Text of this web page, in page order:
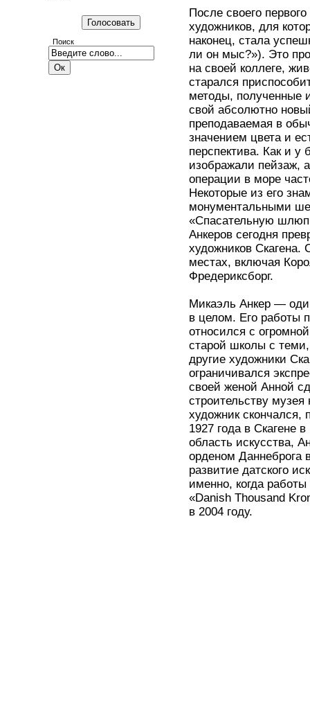
Поиск
После своего
художников, для
наконец, стала
ли он мыс?»). Это
на своей коллеге,
старался
методы, полученные
свой абсолютно
преподаваемая в
значением цвета и
перспектива. Как и у
изображали пейзаж,
операции в море
Некоторые из его
монументальными
«Спасательную
Анкеров сегодня
художников Скагена.
местах, включая
Фредериксборг.
Микаэль Анкер —
в целом. Его работы
относился с
старой школы с теми,
другие художники
ограничивался
своей женой Анной
строительству
художник
1927 года в Скагене
область искусства,
орденом Даннеброга
развитие датского
именно, когда
«Danish Thousand
в 2004 году.